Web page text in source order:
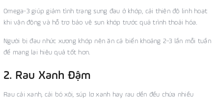
Omega-3 giúp giảm tình trạng sưng đau ở khớp, cải thiện độ linh hoạt
khi vận động và hỗ trợ bảo vệ sụn khớp trước quá trình thoái hóa.
Người bị đau nhức xương khớp nên ăn cá biển khoảng 2–3 lần mỗi tuần
để mang lại hiệu quả tốt hơn.
2. Rau Xanh Đậm
Rau cải xanh, cải bó xôi, súp lơ xanh hay rau dền đều chứa nhiều